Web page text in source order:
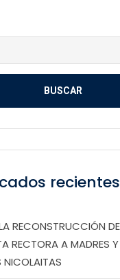
recientes
RECONSTRUCCIÓN
RECTORA A MADRES Y
NICOLAITAS